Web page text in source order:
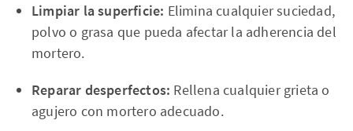
Limpiar la superficie: Elimina cualquier suciedad,
polvo o grasa que pueda afectar la adherencia del
mortero.
Reparar desperfectos: Rellena cualquier grieta o
agujero con mortero adecuado.